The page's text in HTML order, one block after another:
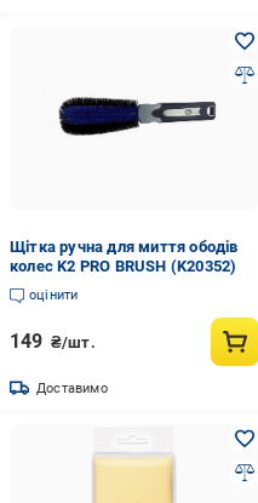
Щітка ручна для миття ободів
колес K2 PRO BRUSH (K20352)
оцінити
149 ₴/шт.
Доставимо